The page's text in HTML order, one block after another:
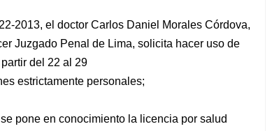
2013, el doctor Carlos Daniel Morales Córdova,
Juzgado Penal de Lima, solicita hacer uso de
del 22 al 29
estrictamente personales;
pone en conocimiento la licencia por salud